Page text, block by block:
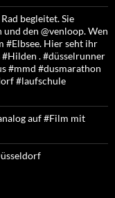
begleitet. Sie
den @venloop. Wen
#Elbsee. Hier seht ihr
#Hilden . #düsselrunner
#mmd #dusmarathon
#laufschule
auf #Film mit